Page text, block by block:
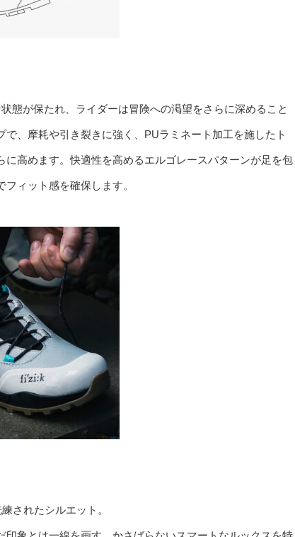
態が保たれ、ライダーは冒険への渇望をさらに深めること
、摩耗や引き裂きに強く、PUラミネート加工を施したト
高めます。快適性を高めるエルゴレースパターンが足を包
ィット感を確保します。
されたシルエット。